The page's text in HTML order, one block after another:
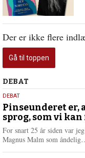
Der er ikke flere
Gå til toppen
Debat
DEBAT
5.
august
2026
DEBAT
Pinseunderet er,
sprog, som vi
For snart 25 år siden var
Magnus Malm som